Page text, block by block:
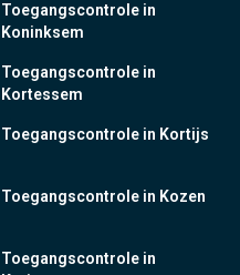
Toegangscontrole in
Koninksem
Toegangscontrole in
Kortessem
Toegangscontrole in Kortijs
Toegangscontrole in Kozen
Toegangscontrole in